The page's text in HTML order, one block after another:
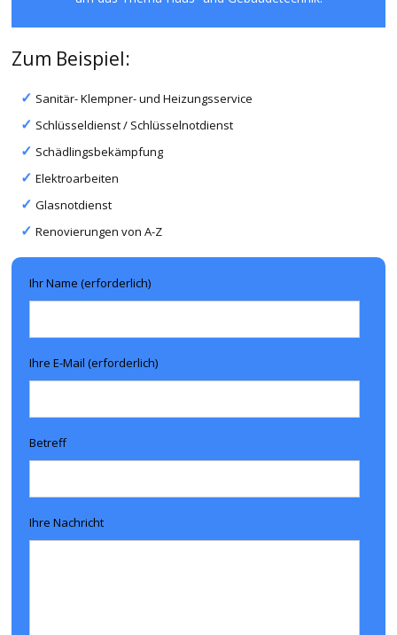
Zum Beispiel:
Sanitär- Klempner- und Heizungsservice
Schlüsseldienst / Schlüsselnotdienst
Schädlingsbekämpfung
Elektroarbeiten
Glasnotdienst
Renovierungen von A-Z
Ihr Name (erforderlich)
Ihre E-Mail (erforderlich)
Betreff
Ihre Nachricht